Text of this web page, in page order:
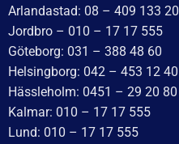
Arlandastad: 08 – 409 133 20
Jordbro – 010 – 17 17 555
Göteborg: 031 – 388 48 60
Helsingborg: 042 – 453 12 40
Hässleholm: 0451 – 29 20 80
Kalmar: 010 – 17 17 555
Lund: 010 – 17 17 555